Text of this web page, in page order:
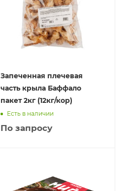
Запеченная плечевая
часть крыла Баффало
пакет 2кг (12кг/кор)
Есть в наличии
По запросу